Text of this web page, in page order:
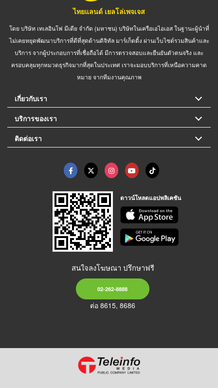
ไทยแลนด์ เยลโล่เพจเจส
โดย บริษัท เทเลอินโฟ มีเดีย จำกัด (มหาชน) บริษัทในเครือเอไอเอส ในฐานะผู้นำที่
ไม่เคยหยุดพัฒนาบริการที่ดีที่สุดด้านดิจิทัล มาร์เก็ตติ้ง ผ่านเว็บไซต์รวมสินค้าและ
บริการ จากผู้ประกอบการที่เชื่อถือได้ มีการตรวจสอบและยืนยันตัวตนจริง และ
ครอบคลุมทุกหมวดธุรกิจมากที่สุดในประเทศ เราจะมอบบริการที่เหนือความคาด
หมาย จากทีมงานคุณภาพ
เกี่ยวกับเรา
บริการของเรา
ติดต่อเรา
ดาวน์โหลดแอปพลิเคชัน
สนใจลงโฆษณา ปรึกษาฟรี
02-262-8888
ต่อ 8615, 8686